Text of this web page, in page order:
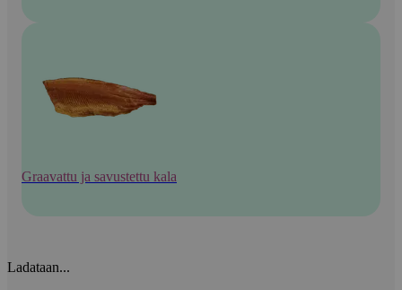
Graavattu ja savustettu kala
Ladataan...